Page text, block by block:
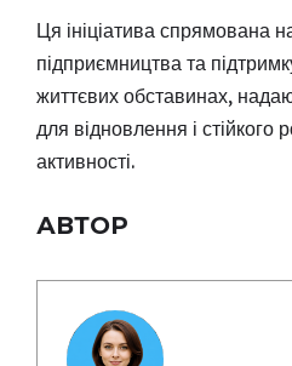
Ця ініціатива спрямована
підприємництва та
життєвих обставинах,
для відновлення і стійкого
активності.
АВТОР